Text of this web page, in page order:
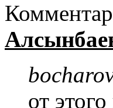
от